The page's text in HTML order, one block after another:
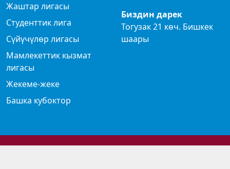
Жаштар лигасы
Студенттик лига
Сүйүчүлөр лигасы
Мамлекеттик кызмат
лигасы
Жекеме-жеке
Башка кубоктор
Биздин дарек
Тогузак 21 көч. Бишкек
шаары